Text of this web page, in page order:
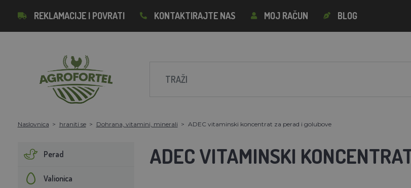
REKLAMACIJE I POVRATI KONTAKTIRAJTE NAS MOJ RAČUN BLOG
Naslovnica hraniti se Dohrana, vitamini, minerali ADEC vitaminski koncentrat za perad i golubove
Perad
Valionica
ADEC VITAMINSKI